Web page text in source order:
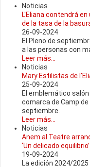
Noticias
L'Eliana contendrá
de la tasa de la
26-09-2024
El Pleno de
a las personas con
Leer más...
Noticias
Mary Estilistas de
25-09-2024
El emblemático
comarca de Camp
septiembre.
Leer más...
Noticias
Anem al Teatre
‘Un delicado equilibrio’
19-09-2024
La edición 2024/